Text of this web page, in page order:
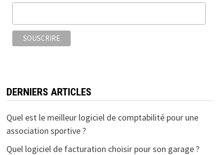
DERNIERS ARTICLES
Quel est le meilleur logiciel de comptabilité pour une
association sportive ?
Quel logiciel de facturation choisir pour son garage ?